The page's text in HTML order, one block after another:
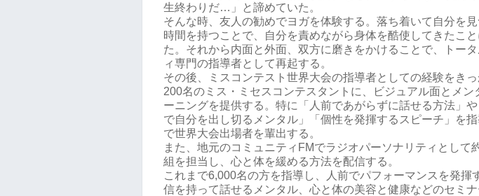
生終わりだ…」と諦めていた。
そんな時、友人の勧めでヨガを体験する。落ち着いて自分を
時間を持つことで、自分を責めながら身体を酷使してきたこ
た。それから内面と外面、双方に磨きをかけることで、トー
ィ専門の指導者として再起する。
その後、ミスコンテスト世界大会の指導者としての経験をき
200名のミス・ミセスコンテスタントに、ビジュアル面とメン
ーニングを提供する。特に「人前であがらずに話せる方法」
で自分を出し切るメンタル」「個性を発揮するスピーチ」を指
で世界大会出場者を輩出する。
また、地元のコミュニティFMでラジオパーソナリティとして
組を担当し、心と体を緩める方法を配信する。
これまで6,000名の方を指導し、人前でパフォーマンスを発揮
信を持って話せるメンタル、心と体の美容と健康などのセミ